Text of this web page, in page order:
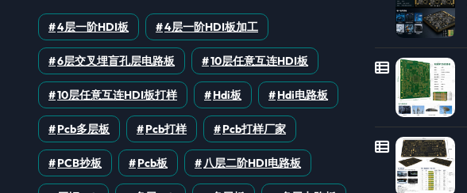
4层一阶HDI板 4层一阶HDI板加工
6层交叉埋盲孔层电路板 10层任意互连HDI板
10层任意互连HDI板打样 Hdi板 Hdi电路板
Pcb多层板 Pcb打样 Pcb打样厂家
PCB抄板 Pcb板 八层二阶HDI电路板